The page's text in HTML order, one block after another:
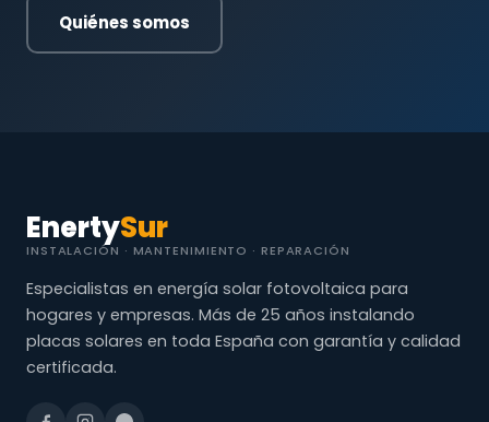
Quiénes somos
EnertySur
INSTALACIÓN · MANTENIMIENTO · REPARACIÓN
Especialistas en energía solar fotovoltaica para
hogares y empresas. Más de 25 años instalando
placas solares en toda España con garantía y calidad
certificada.